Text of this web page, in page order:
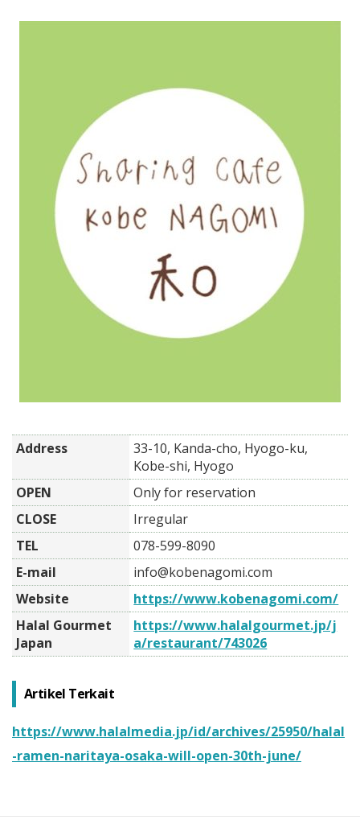
Address
33-10, Kanda-cho, Hyogo-ku,
Kobe-shi, Hyogo
OPEN
Only for reservation
CLOSE
Irregular
TEL
078-599-8090
E-mail
info@kobenagomi.com
Website
https://www.kobenagomi.com/
Halal Gourmet
Japan
https://www.halalgourmet.jp/j
a/restaurant/743026
Artikel Terkait
https://www.halalmedia.jp/id/archives/25950/halal
-ramen-naritaya-osaka-will-open-30th-june/